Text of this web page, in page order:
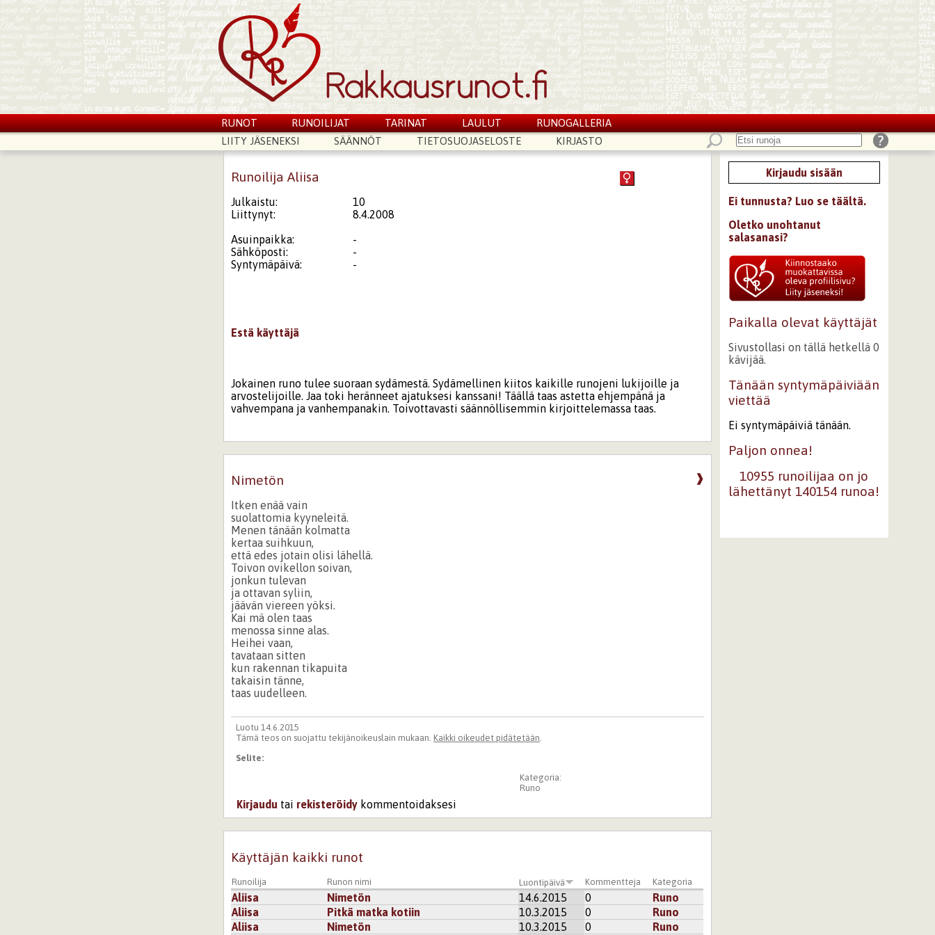
RUNOT RUNOILIJAT TARINAT LAULUT
RUNOGALLERIA
LIITY JÄSENEKSI
SÄÄNNÖT TIETOSUOJASELOSTE KIRJASTO
Runoilija Aliisa
Julkaistu:
10
Liittynyt:
8.4.2008
Asuinpaikka:
-
Sähköposti:
-
Syntymäpäivä:
-
Estä käyttäjä
Jokainen runo tulee suoraan sydämestä. Sydämellinen kiitos kaikille runojeni lukijoille ja
arvostelijoille. Jaa toki heränneet ajatuksesi kanssani! Täällä taas astetta ehjempänä ja
vahvempana ja vanhempanakin. Toivottavasti säännöllisemmin kirjoittelemassa taas.
❱
Nimetön
Itken enää vain
suolattomia kyyneleitä.
Menen tänään kolmatta
kertaa suihkuun,
että edes jotain olisi lähellä.
Toivon ovikellon soivan,
jonkun tulevan
ja ottavan syliin,
jäävän viereen yöksi.
Kai mä olen taas
menossa sinne alas.
Heihei vaan,
tavataan sitten
kun rakennan tikapuita
takaisin tänne,
taas uudelleen.
Luotu 14.6.2015
Tämä teos on suojattu tekijänoikeuslain mukaan. Kaikki oikeudet pidätetään.
Selite:
Kategoria:
Runo
Kirjaudu tai rekisteröidy kommentoidaksesi
Käyttäjän kaikki runot
Runoilija Runon nimi Luontipäivä Kommentteja Kategoria
Aliisa Nimetön 14.6.2015 0
Runo
Aliisa
Pitkä matka kotiin 10.3.2015 0
Runo
Aliisa
Nimetön 10.3.2015 0
Runo
Kirjaudu sisään
Ei tunnusta? Luo se täältä.
Oletko unohtanut
salasanasi?
Paikalla olevat käyttäjät
Sivustollasi on tällä hetkellä 0
kävijää.
Tänään syntymäpäiviään
viettää
Ei syntymäpäiviä tänään.
Paljon onnea!
10955 runoilijaa on jo
lähettänyt 140154 runoa!